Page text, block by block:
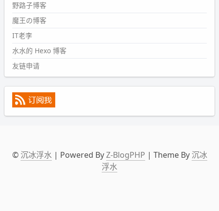
#PubWord
表，21 年 11 月底发现 B 站上线了这部，直到前几天才看
完，还是分两次看的。。接下来有五项是 2019 年的，都是
电影 —— 略长的待办列表。。
野路子博客
魔王の博客
IT老李
水水的 Hexo 博客
友链申请
© 沉冰浮水| Powered ByZ-BlogPHP | Theme By 沉冰
浮水